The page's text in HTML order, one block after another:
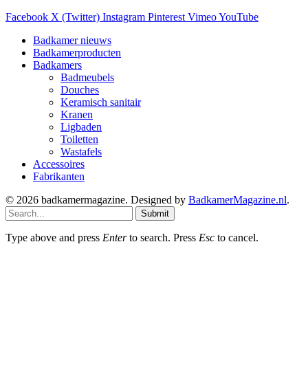
Facebook X (Twitter) Instagram Pinterest VimeoYouTube
Badkamer nieuws
Badkamerproducten
Badkamers
Badmeubels
Douches
Keramisch sanitair
Kranen
Ligbaden
Toiletten
Wastafels
Accessoires
Fabrikanten
© 2026 badkamermagazine. Designed by BadkamerMagazine.nl.
Submit
Type above and press Enterto search. Press Esc to cancel.